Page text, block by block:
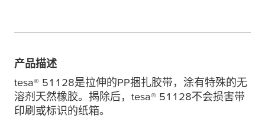
产品描述
tesa® 51128是拉伸的PP捆扎胶带，涂有特殊的无
溶剂天然橡胶。揭除后， tesa® 51128不会损害带
印刷或标识的纸箱。